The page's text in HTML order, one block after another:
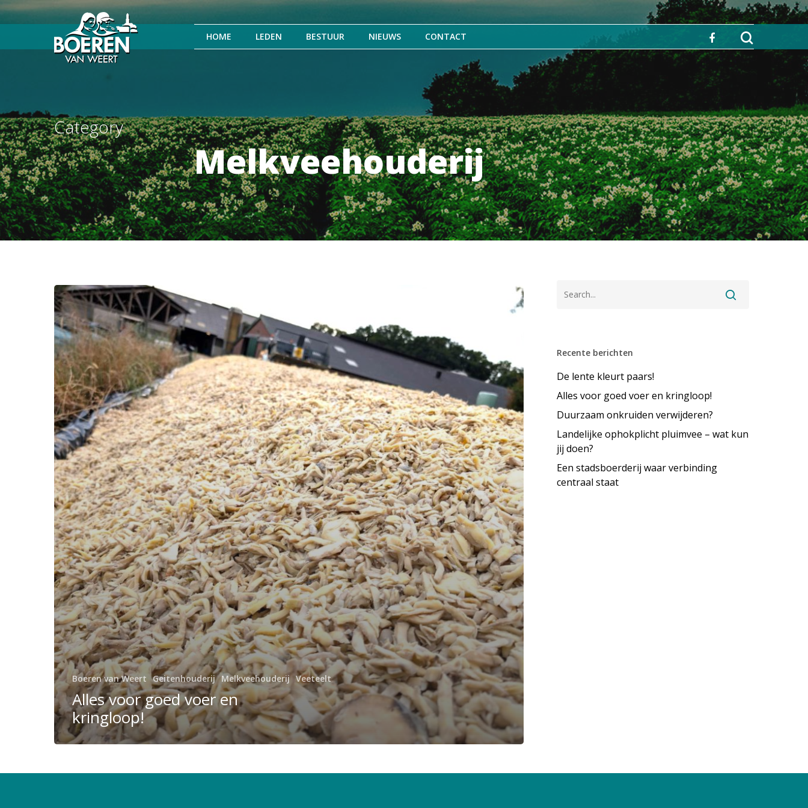
Hit enter to search or ESC to close
HOME LEDEN BESTUUR NIEUWS CONTACT
Category
Melkveehouderij
Boeren van Weert Geitenhouderij Melkveehouderij Veeteelt
Alles voor goed voer en
kringloop!
Recente berichten
De lente kleurt paars!
Alles voor goed voer en kringloop!
Duurzaam onkruiden verwijderen?
Landelijke ophokplicht pluimvee – wat kun
jij doen?
Een stadsboerderij waar verbinding
centraal staat